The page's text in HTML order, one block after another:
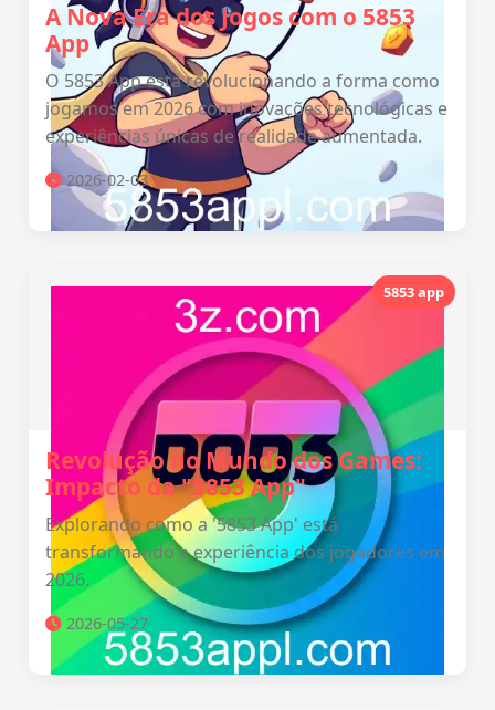
A Nova Era dos Jogos com o 5853
App
O 5853 App está revolucionando a forma como
jogamos em 2026 com inovações tecnológicas e
experiências únicas de realidade aumentada.
2026-02-03
5853 app
Revolução no Mundo dos Games:
Impacto da "5853 App"
Explorando como a '5853 App' está
transformando a experiência dos jogadores em
2026.
2026-05-27